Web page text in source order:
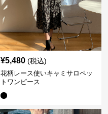
¥5,480 (税込)
花柄レース使いキャミサロペッ
トワンピース